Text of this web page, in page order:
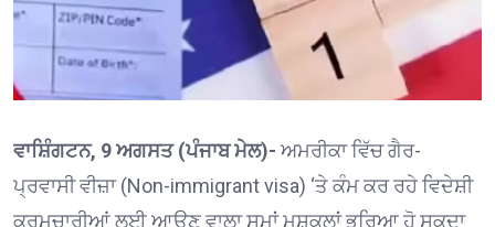
ਵਾਸ਼ਿੰਗਟਨ, 9 ਅਗਸਤ (ਪੰਜਾਬ ਮੇਲ)- ਅਮਰੀਕਾ ਵਿੱਚ ਗੈਰ-
ਪ੍ਰਵਾਸੀ ਵੀਜ਼ਾ (Non-immigrant visa) ‘ਤੇ ਕੰਮ ਕਰ ਰਹੇ ਵਿਦੇਸ਼ੀ
ਕਰਮਚਾਰੀਆਂ ਲਈ ਆਉਣ ਵਾਲਾ ਸਮਾਂ ਮੁਸ਼ਕਲਾਂ ਭਰਿਆ ਹੋ ਸਕਦਾ